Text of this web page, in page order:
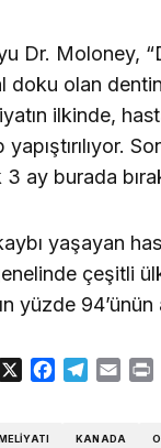
Dr. Moloney,
doku olan
ilkinde,
3 ay burada
yaşayan
çeşitli
yüzde
LinkedIn
X Facebook
Telegram
Email
KANADA